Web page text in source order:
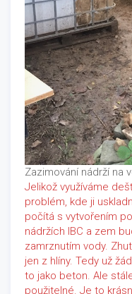
Zazimování nádrží na
Jelikož využíváme
problém, kde ji
počítá s vytvořením
nádržích IBC a zem
zamrznutím vody.
jen z hlíny. Tedy už
to jako beton. Ale
použitelné. Je to